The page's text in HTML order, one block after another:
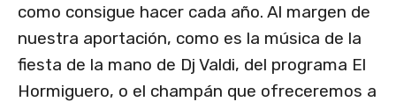
como consigue hacer cada año. Al margen de
nuestra aportación, como es la música de la
fiesta de la mano de Dj Valdi, del programa El
Hormiguero, o el champán que ofreceremos a